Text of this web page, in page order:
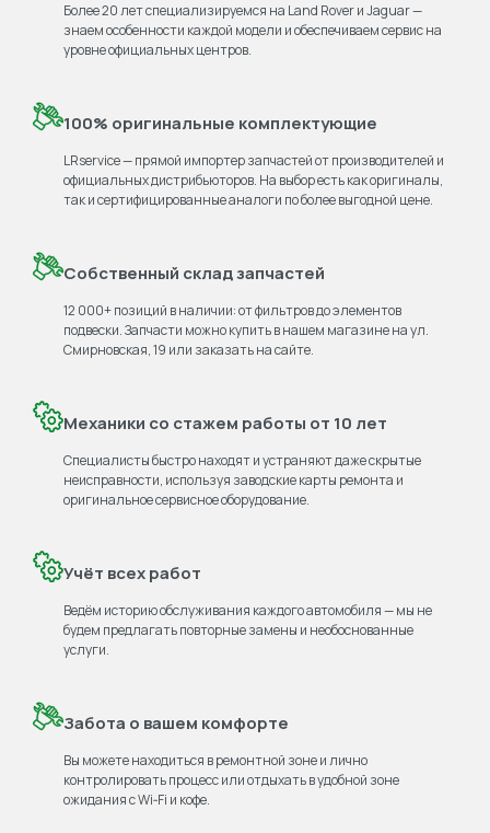
Более 20 лет специализируемся на Land Rover и Jaguar —
знаем особенности каждой модели и обеспечиваем сервис на
уровне официальных центров.
100% оригинальные комплектующие
LRservice — прямой импортер запчастей от производителей и
официальных дистрибьюторов. На выбор есть как оригиналы,
так и сертифицированные аналоги по более выгодной цене.
Собственный склад запчастей
12 000+ позиций в наличии: от фильтров до элементов
подвески. Запчасти можно купить в нашем магазине на ул.
Смирновская, 19 или заказать на сайте.
Механики со стажем работы от 10 лет
Специалисты быстро находят и устраняют даже скрытые
неисправности, используя заводские карты ремонта и
оригинальное сервисное оборудование.
Учёт всех работ
Ведём историю обслуживания каждого автомобиля — мы не
будем предлагать повторные замены и необоснованные
услуги.
Забота о вашем комфорте
Вы можете находиться в ремонтной зоне и лично
контролировать процесс или отдыхать в удобной зоне
ожидания с Wi‑Fi и кофе.